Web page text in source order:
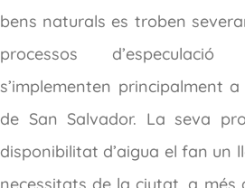
bens naturals es troben
processos
s’implementen principalment
de San Salvador. La seva
disponibilitat d’aigua el fan un
necessitats de la ciutat, a més